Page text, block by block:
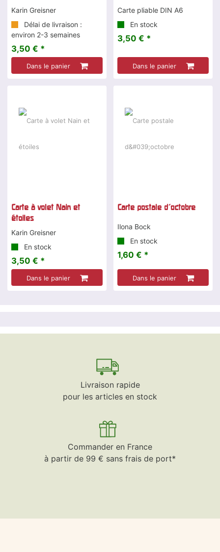
Karin Greisner
Délai de livraison :
environ 2-3 semaines
3,50 € *
Dans le panier
Carte pliable DIN A6
En stock
3,50 € *
Dans le panier
Carte à volet Nain et
étoiles
Karin Greisner
En stock
3,50 € *
Dans le panier
Carte postale d'octobre
Ilona Bock
En stock
1,60 € *
Dans le panier
Livraison rapide
pour les articles en stock
Commander en France
à partir de 99 € sans frais de port*